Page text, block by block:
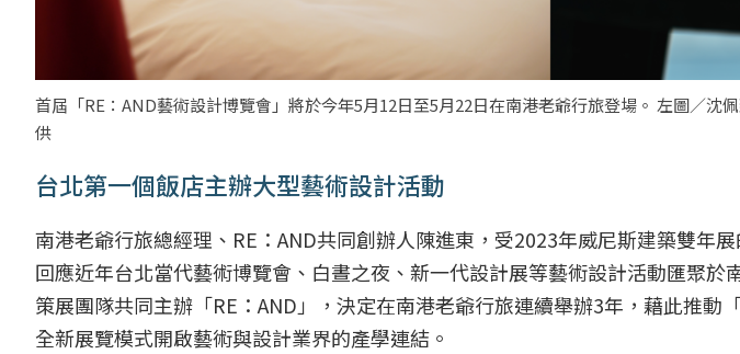
首屆「RE：AND藝術設計博覽會」將於今年5月12日至5月22日在南港老爺行旅登場。 左圖／沈
供
台北第一個飯店主辦大型藝術設計活動
南港老爺行旅總經理、RE：AND共同創辦人陳進東，受2023年威尼斯建築雙年
回應近年台北當代藝術博覽會、白晝之夜、新一代設計展等藝術設計活動匯聚於
策展團隊共同主辦「RE：AND」，決定在南港老爺行旅連續舉辦3年，藉此推動
全新展覽模式開啟藝術與設計業界的產學連結。